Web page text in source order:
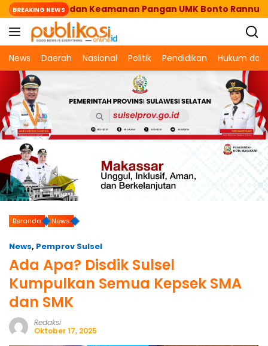
Langsung
ke
konten
BREAKING NEWS
dan Keamanan Pangan UMK Bonto Rannu
News Daerah Nasional Politik Pendidikan Hukum dan
Beranda News
News, Pemprov Sulsel
Ada Apa? Disdik Sulsel
Kumpulkan Semua Kepsek SMA
dan SMK
Redaksi
Oktober 17, 2025